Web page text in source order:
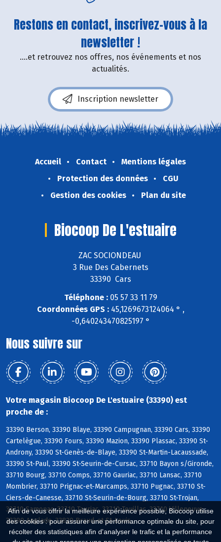
Afin de vous offrir la meilleure expérience possible, Biocoop utilise
des cookies : pour assurer une performance optimale du site, pour
récolter des statistiques afin d'analyser le trafic et la performance
Restons en contact, inscrivez-vous à la
newsletter !
....et retrouvez nos offres, nos événements et nos
actualités.
Inscription newsletter
Accueil Contact
Mentions légales
Protection des données
CGU
Gestion des cookies
Plan du site
Biocoop De L'estuaire
ZAC SOCIONDEAU
3 Rue Des Cabernets
33390 Cars
Téléphone :05 57 33 11 79
Coordonnées GPS :45,1269673124064 ° ,
-0,640243470825197 °
Nous suivre sur
Votre magasin Biocoop De L'estuaire (33390) est
proche de :
33390 Berson, 33390 Blaye, 33390 Campugnan, 33390 Cars, 33390
Cartelègue, 33390 Fours, 33390 Mazion, 33390 Plassac, 33390 St-
Androny, 33390 St-Genès-de-Blaye, 33390 St-Martin-Lacaussade,
33390 St-Paul, 33390 St-Seurin-de-Cursac, 33710 Bayon s/Gironde,
33710 Bourg, 33710 Comps, 33710 Gauriac, 33710 Lansac, 33710
Mombrier, 33710 Prignac-et-Marcamps, 33710 Pugnac, 33710 St-
Ciers-de-Canesse, 33710 St-Seurin-de-Bourg, 33710 St-Trojan,
33710 Samonac, 33710 Tauriac, 33710 Teuillac, 33710 Villeneuve,
33390 Anglade, 33820 Braud-et-St-Louis